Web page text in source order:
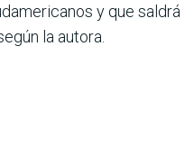
y que saldrá
la autora.